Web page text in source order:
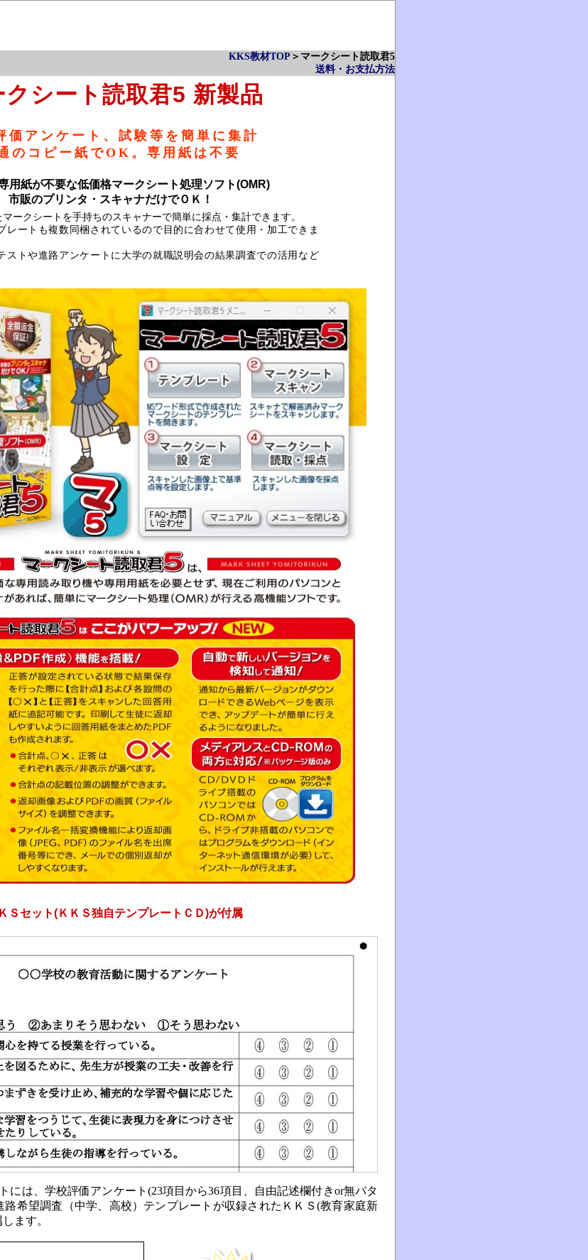
KKS教材TOP ＞マークシート読取君5
送料・お支払方法
クシート読取君5 新製品
価アンケート、試験等を簡単に集計
のコピー紙でOK。専用紙は不要
用紙が不要な低価格マークシート処理ソフト(OMR)
市販のプリンタ・スキャナだけでＯＫ！
ークシートを手持ちのスキャナーで簡単に採点・集計できます。
レートも複数同梱されているので目的に合わせて使用・加工できま
ストや進路アンケートに大学の就職説明会の結果調査での活用など
Ｓセット(ＫＫＳ独自テンプレートＣＤ)が付属
には、学校評価アンケート(23項目から36項目、自由記述欄付きor無パタ
希望調査（中学、高校）テンプレートが収録されたＫＫＳ(教育家庭新
ます。